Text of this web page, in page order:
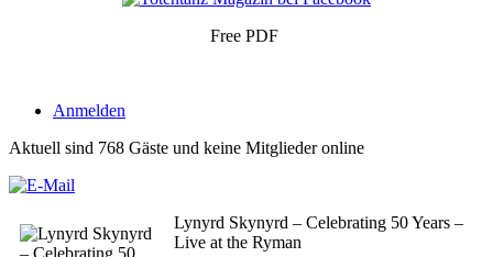
Free PDF
Anmelden
Aktuell sind 768 Gäste und keine Mitglieder online
Lynyrd Skynyrd – Celebrating 50 Years –
Live at the Ryman